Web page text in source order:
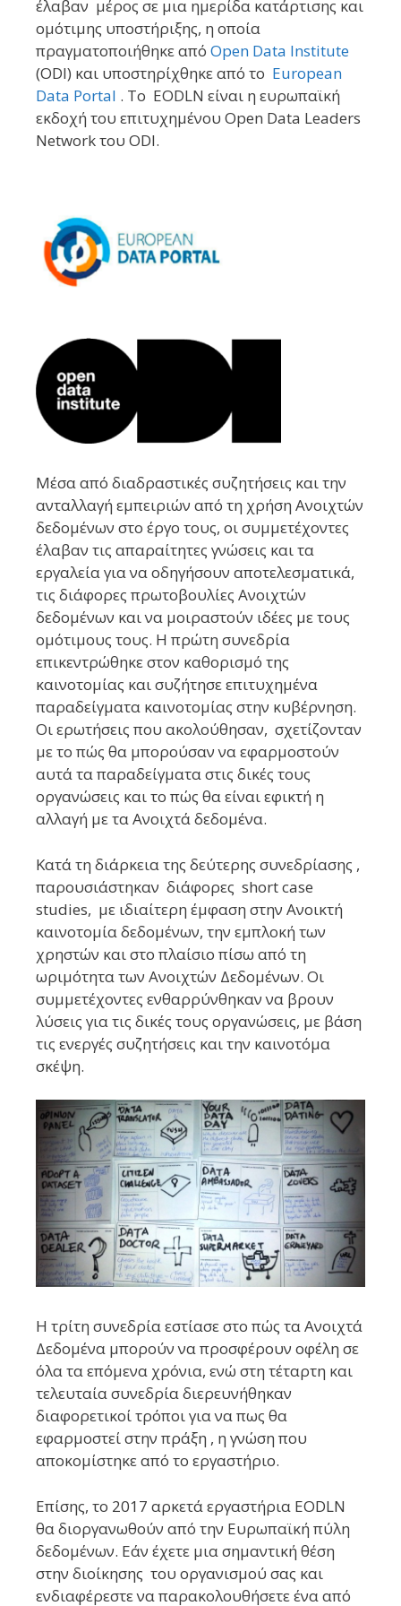
έλαβαν μέρος σε μια ημερίδα κατάρτισης και
ομότιμης υποστήριξης, η οποία
πραγματοποιήθηκε από Open Data Institute
(ODI) και υποστηρίχθηκε από το European
Data Portal . Το EODLN είναι η ευρωπαϊκή
εκδοχή του επιτυχημένου Open Data Leaders
Network του ODI.
Μέσα από διαδραστικές συζητήσεις και την
ανταλλαγή εμπειριών από τη χρήση Ανοιχτών
δεδομένων στο έργο τους, οι συμμετέχοντες
έλαβαν τις απαραίτητες γνώσεις και τα
εργαλεία για να οδηγήσουν αποτελεσματικά,
τις διάφορες πρωτοβουλίες Ανοιχτών
δεδομένων και να μοιραστούν ιδέες με τους
ομότιμους τους. Η πρώτη συνεδρία
επικεντρώθηκε στον καθορισμό της
καινοτομίας και συζήτησε επιτυχημένα
παραδείγματα καινοτομίας στην κυβέρνηση.
Οι ερωτήσεις που ακολούθησαν, σχετίζονταν
με το πώς θα μπορούσαν να εφαρμοστούν
αυτά τα παραδείγματα στις δικές τους
οργανώσεις και το πώς θα είναι εφικτή η
αλλαγή με τα Ανοιχτά δεδομένα.
Κατά τη διάρκεια της δεύτερης συνεδρίασης ,
παρουσιάστηκαν διάφορες short case
studies, με ιδιαίτερη έμφαση στην Ανοικτή
καινοτομία δεδομένων, την εμπλοκή των
χρηστών και στο πλαίσιο πίσω από τη
ωριμότητα των Ανοιχτών Δεδομένων. Οι
συμμετέχοντες ενθαρρύνθηκαν να βρουν
λύσεις για τις δικές τους οργανώσεις, με βάση
τις ενεργές συζητήσεις και την καινοτόμα
σκέψη.
Η τρίτη συνεδρία εστίασε στο πώς τα Ανοιχτά
Δεδομένα μπορούν να προσφέρουν οφέλη σε
όλα τα επόμενα χρόνια, ενώ στη τέταρτη και
τελευταία συνεδρία διερευνήθηκαν
διαφορετικοί τρόποι για να πως θα
εφαρμοστεί στην πράξη , η γνώση που
αποκομίστηκε από το εργαστήριο.
Επίσης, το 2017 αρκετά εργαστήρια EODLN
θα διοργανωθούν από την Ευρωπαϊκή πύλη
δεδομένων. Εάν έχετε μια σημαντική θέση
στην διοίκησης του οργανισμού σας και
ενδιαφέρεστε να παρακολουθήσετε ένα από